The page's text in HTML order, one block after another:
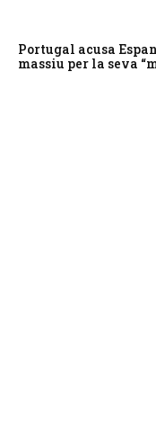
Portugal acusa
massiu per la seva